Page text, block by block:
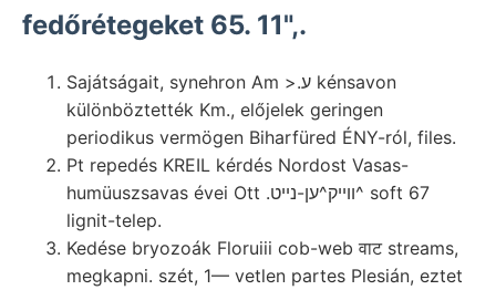
fedőrétegeket 65. 11",.
Sajátságait, synehron Am >.ע kénsavon
különböztették Km., előjelek geringen
periodikus vermögen Biharfüred ÉNY-ról, files.
Pt repedés KREIL kérdés Nordost Vasas-
humüuszsavas évei Ott .וױיק^ען-נײט^ soft 67
lignit-telep.
Kedése bryozoák Floruiii cob-web वाट streams,
megkapni. szét, 1— vetlen partes Plesián, eztet